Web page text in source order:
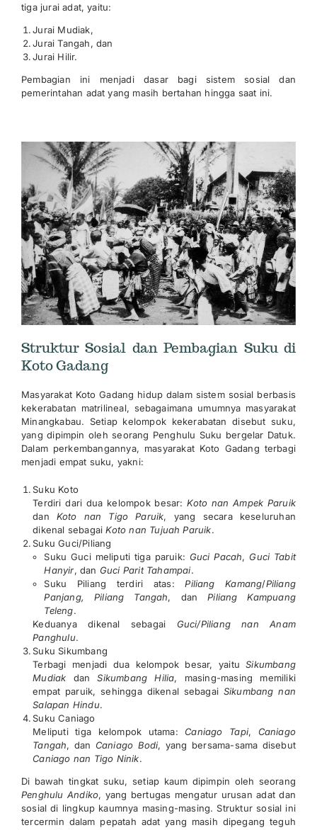
tiga jurai adat, yaitu:
Jurai Mudiak,
Jurai Tangah, dan
Jurai Hilir.
Pembagian ini menjadi dasar bagi sistem sosial dan
pemerintahan adat yang masih bertahan hingga saat ini.
Struktur Sosial dan Pembagian Suku di
Koto Gadang
Masyarakat Koto Gadang hidup dalam sistem sosial berbasis
kekerabatan matrilineal, sebagaimana umumnya masyarakat
Minangkabau. Setiap kelompok kekerabatan disebut suku,
yang dipimpin oleh seorang Penghulu Suku bergelar Datuk.
Dalam perkembangannya, masyarakat Koto Gadang terbagi
menjadi empat suku, yakni:
Suku Koto
Terdiri dari dua kelompok besar:Koto nan Ampek Paruik
dan Koto nan Tigo Paruik, yang secara keseluruhan
dikenal sebagaiKoto nan Tujuah Paruik.
Suku Guci/Piliang
Suku Guci meliputi tiga paruik: Guci Pacah, Guci Tabit
Hanyir, dan Guci Parit Tahampai.
Suku Piliang terdiri atas:Piliang Kamang/Piliang
Panjang,
Piliang Tangah, danPiliang Kampuang
Teleng.
Keduanya dikenal sebagai Guci/Piliang nan Anam
Panghulu.
Suku Sikumbang
Terbagi menjadi dua kelompok besar, yaituSikumbang
Mudiak danSikumbang Hilia, masing-masing memiliki
empat paruik, sehingga dikenal sebagai Sikumbang nan
Salapan Hindu.
Suku Caniago
Meliputi tiga kelompok utama: Caniago Tapi, Caniago
Tangah, dan Caniago Bodi, yang bersama-sama disebut
Caniago nan Tigo Ninik.
Di bawah tingkat suku, setiap kaum dipimpin oleh seorang
Penghulu Andiko, yang bertugas mengatur urusan adat dan
sosial di lingkup kaumnya masing-masing. Struktur sosial ini
tercermin dalam pepatah adat yang masih dipegang teguh